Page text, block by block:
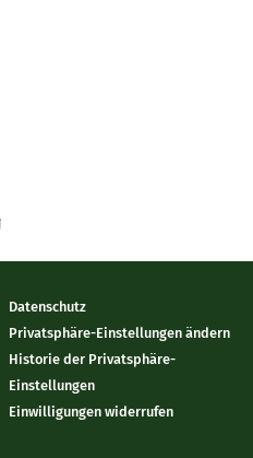
Datenschutz
Privatsphäre-Einstellungen ändern
Historie der Privatsphäre-
Einstellungen
Einwilligungen widerrufen